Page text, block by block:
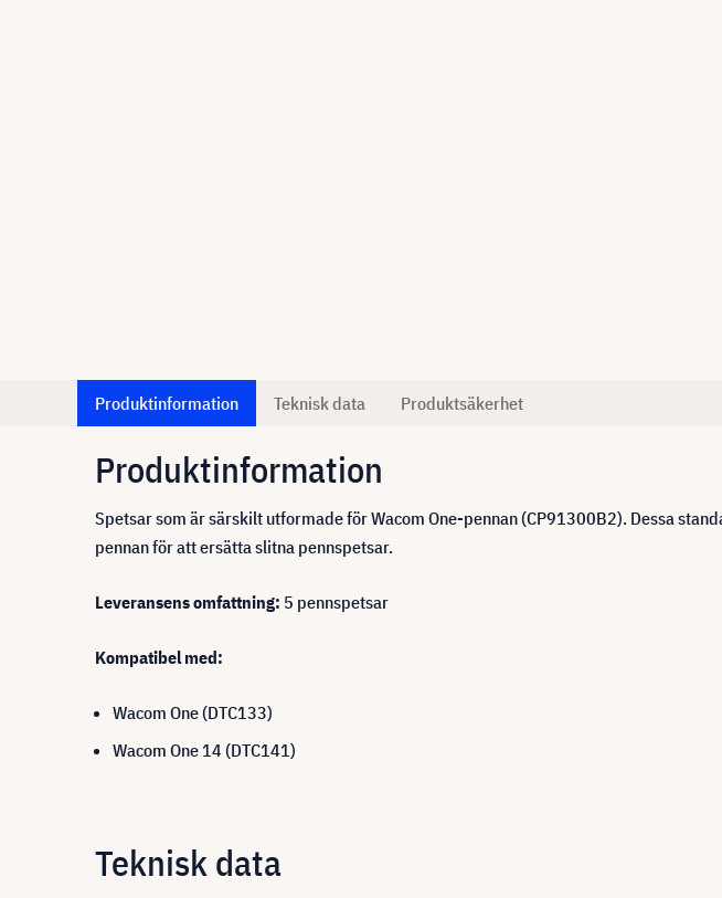
Produktinformation Teknisk data Produktsäkerhet
Produktinformation
Spetsar som är särskilt utformade för Wacom One-pennan (CP91300B2). Dessa
pennan för att ersätta slitna pennspetsar.
Leveransens omfattning: 5 pennspetsar
Kompatibel med:
Wacom One (DTC133)
Wacom One 14 (DTC141)
Teknisk data